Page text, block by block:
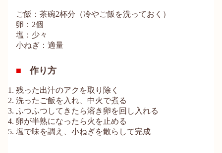
ご飯：茶碗2杯分（冷やご飯を洗っておく）
卵：2個
塩：少々
小ねぎ：適量
作り方
残った出汁のアクを取り除く
洗ったご飯を入れ、中火で煮る
ふつふつしてきたら溶き卵を回し入れる
卵が半熟になったら火を止める
塩で味を調え、小ねぎを散らして完成